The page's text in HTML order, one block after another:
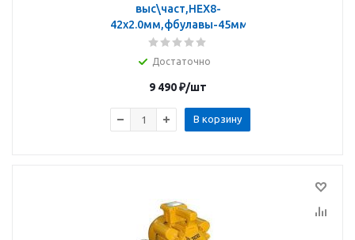
выс\част,HEX8-
42х2.0мм,фбулавы-45мм
Достаточно
9 490₽/шт
В корзину